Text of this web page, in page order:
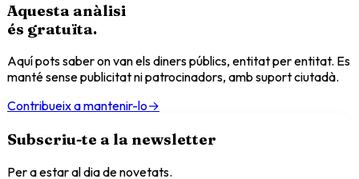
Aquesta anàlisi
és gratuïta.
Aquí pots saber on van els diners públics, entitat per entitat. Es
manté sense publicitat ni patrocinadors, amb suport ciutadà.
Contribueix a mantenir-lo→
Subscriu-te a la newsletter
Per a estar al dia de novetats.